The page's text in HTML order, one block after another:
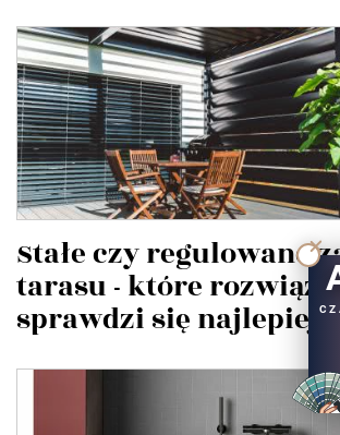
Stałe czy regulowane
tarasu - które
sprawdzi się najlepiej?